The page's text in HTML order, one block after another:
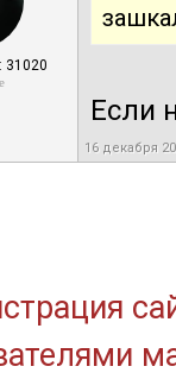
31020
Если
16 декабря